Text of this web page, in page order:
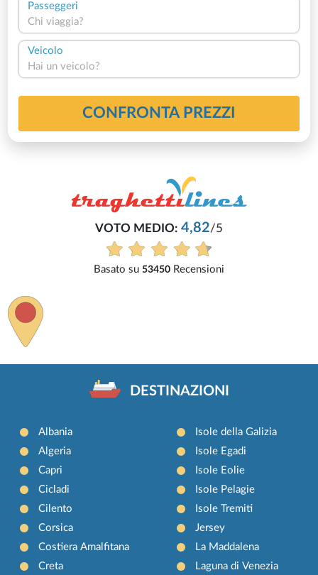
Passeggeri
Chi viaggia?
Veicolo
Hai un veicolo?
CONFRONTA PREZZI
VOTO MEDIO: 4,82/5
Basato su 53450 Recensioni
DESTINAZIONI
Albania
Algeria
Capri
Cicladi
Cilento
Corsica
Costiera Amalfitana
Creta
Isole della Galizia
Isole Egadi
Isole Eolie
Isole Pelagie
Isole Tremiti
Jersey
La Maddalena
Laguna di Venezia